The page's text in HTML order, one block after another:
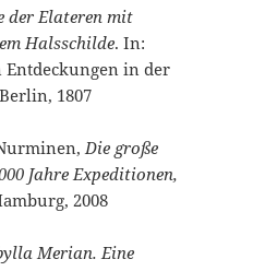
der Elateren mit
Halsschilde. In:
in der
1807
Die große
Jahre Expeditionen,
2008
Merian. Eine